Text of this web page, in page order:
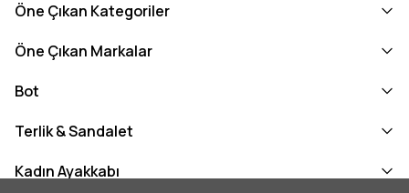
Öne Çıkan Kategoriler
Öne Çıkan Markalar
Bot
Terlik & Sandalet
Kadın Ayakkabı